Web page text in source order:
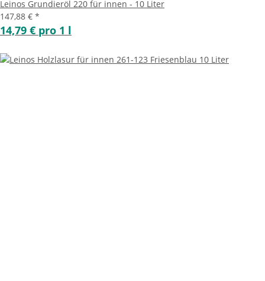
Leinos Grundieröl 220 für innen - 10 Liter
147,88 € *
14,79 € pro 1 l